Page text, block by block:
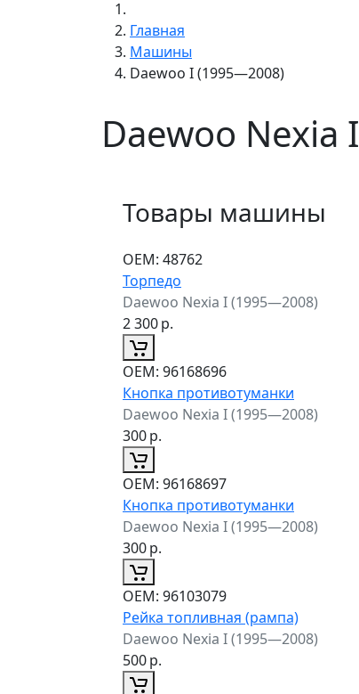
Главная
Машины
Daewoo I (1995—2008)
Daewoo
Товары машины
ОЕМ: 48762
Торпедо
Daewoo Nexia I (1995—2008)
2 300р.
ОЕМ: 96168696
Кнопка противотуманки
Daewoo Nexia I (1995—2008)
300р.
ОЕМ: 96168697
Кнопка противотуманки
Daewoo Nexia I (1995—2008)
300р.
ОЕМ: 96103079
Рейка топливная (рампа)
Daewoo Nexia I (1995—2008)
500р.